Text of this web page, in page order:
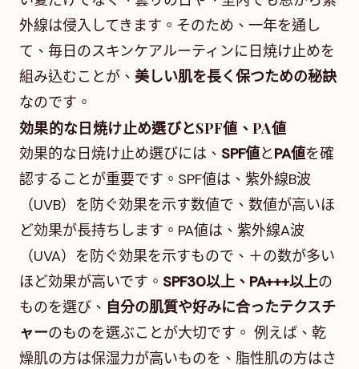
外線は侵入してきます。そのため、一年を通し
て、毎日のスキンケアルーティンに日焼け止めを
組み込むことが、 美しい肌を長く保つための秘訣
なのです。
効果的な日焼け止め選びとSPF値、PA値
効果的な日焼け止め選びには、 SPF値とPA値を確
認することが重要です。SPF値は、紫外線B波
（UVB）を防ぐ効果を示す数値で、数値が高いほ
ど効果が長持ちします。PA値は、紫外線A波
（UVA）を防ぐ効果を示すもので、＋の数が多い
ほど効果が高いです。 SPF30以上、PA+++以上の
ものを選び、 自分の肌質や好みに合ったテクスチ
ャーのものを選ぶことが大切です。 例えば、乾
燥肌の方は保湿力が高いものを、脂性肌の方はさ